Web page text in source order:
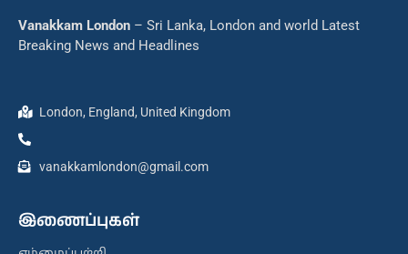
Vanakkam London – Sri Lanka, London and world Latest
Breaking News and Headlines
London, England, United Kingdom
vanakkamlondon@gmail.com
இணைப்புகள்